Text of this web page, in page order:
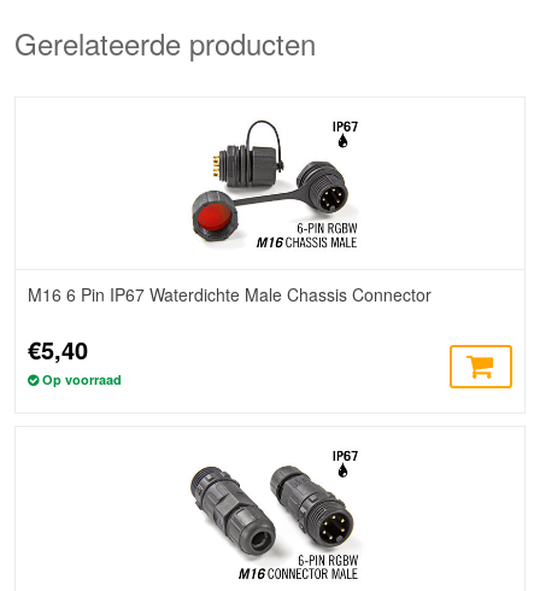
Gerelateerde producten
M16 6 Pin IP67 Waterdichte Male Chassis Connector
€5,40
Op voorraad